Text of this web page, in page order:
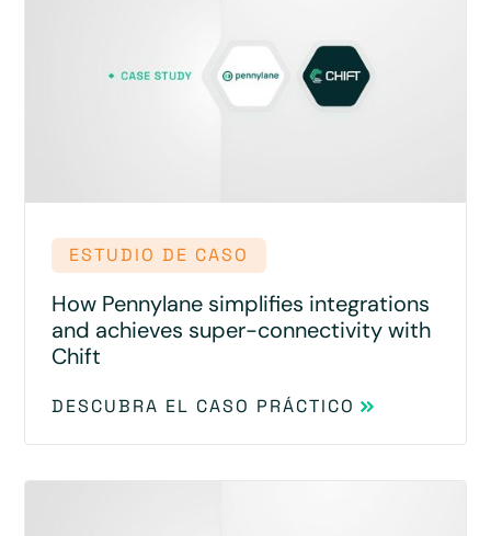
ESTUDIO DE CASO
How Pennylane simplifies integrations
and achieves super-connectivity with
Chift
DESCUBRA EL CASO PRÁCTICO